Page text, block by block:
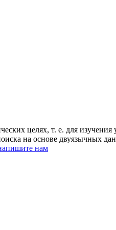
целях, т. е. для
на основе двуязычных
нам